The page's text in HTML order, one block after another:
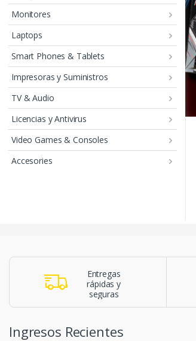
Monitores
Laptops
Smart Phones & Tablets
Impresoras y Suministros
TV & Audio
Licencias y Antivirus
Video Games & Consoles
Accesories
Entregas
rápidas y
seguras
Ingresos Recientes